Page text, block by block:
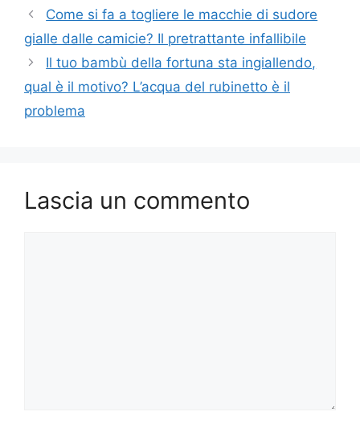
Come si fa a togliere le macchie di sudore
gialle dalle camicie? Il pretrattante infallibile
Il tuo bambù della fortuna sta ingiallendo,
qual è il motivo? L’acqua del rubinetto è il
problema
Lascia un commento